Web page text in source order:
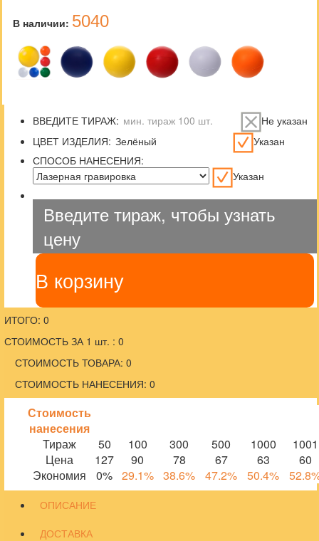
В наличии: 5040
ВВЕДИТЕ ТИРАЖ:
Не указан
ЦВЕТ ИЗДЕЛИЯ:
Указан
СПОСОБ НАНЕСЕНИЯ:
Указан
Введите тираж, чтобы узнать
цену
В корзину
ИТОГО: 0
СТОИМОСТЬ ЗА 1 шт. : 0
СТОИМОСТЬ ТОВАРА: 0
СТОИМОСТЬ НАНЕСЕНИЯ: 0
Стоимость
нанесения
Тираж
50 100 300 500 1000
1001
Цена
127 90 78 67 63
60
Экономия
0% 29.1% 38.6% 47.2% 50.4%
ОПИСАНИЕ
ДОСТАВКА